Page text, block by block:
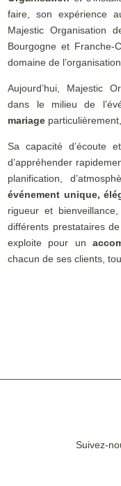
faire, son expérience
Majestic Organisation
Bourgogne et Franche-
domaine de
Aujourd’hui, Majestic
dans le milieu de
mariage
Sa capacité d’écoute
d’appréhender
planification,
événement unique,
rigueur et
différents prestataires
exploite pour un
chacun de ses clients,
Suivez-